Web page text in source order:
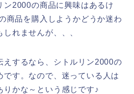
ン2000の商品に興味はあるけ
商品を購入しようかどうか迷わ
れませんが、、、
えするなら、シトルリン2000の
です。なので、迷っている人は
りかな～という感じです♪